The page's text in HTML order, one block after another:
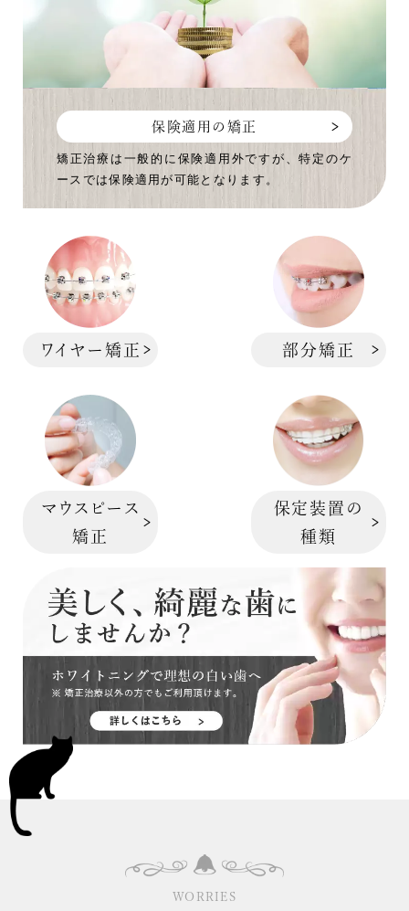
保険適用の矯正
矯正治療は一般的に保険適用外ですが、特定のケ
ースでは保険適用が可能となります。
ワイヤー矯正 部分矯正
マウスピース
矯正
保定装置の
種類
WORRIES